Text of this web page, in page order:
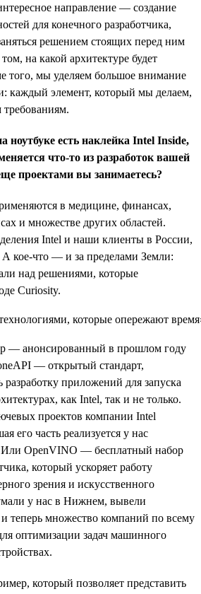
направление — создание
для конечного разработчика,
решением стоящих перед ним
на какой архитектуре будет
того, мы уделяем большое внимание
каждый элемент, который мы делаем,
требованиям.
ноутбуке есть наклейка Intel Inside,
что-то из разработок вашей
проектами вы занимаетесь?
в медицине, финансах,
и множестве других областей.
Intel и наши клиенты в России,
что — и за пределами Земли:
над решениями, которые
Curiosity.
— анонсированный в прошлом году
— открытый стандарт,
приложений для запуска
как Intel, так и не только.
проектов компании Intel
его часть реализуется у нас
OpenVINO — бесплатный набор
который ускоряет работу
зрения и искусственного
у нас в Нижнем, вывели
теперь множество компаний по всему
оптимизации задач машинного
который позволяет представить